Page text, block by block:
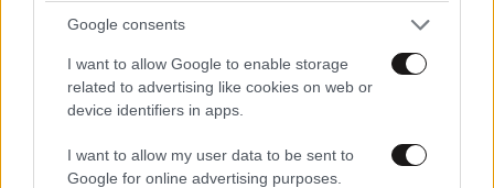
Google consents
I want to allow Google to enable storage
related to advertising like cookies on web or
device identifiers in apps.
I want to allow my user data to be sent to
Google for online advertising purposes.